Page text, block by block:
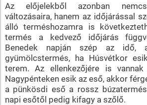
Az előjelekből azonban
változásaira, hanem az időjárással
álló terméshozamra is
termés a kedvező időjárás
Benedek napján szép az
gyümölcstermés, ha Húsvétkor
terem. Az ellenkezőjére is
Nagypénteken esik az eső, akkor
a pünkösdi eső a rossz
napi esőtől pedig kifagy a szőlő.